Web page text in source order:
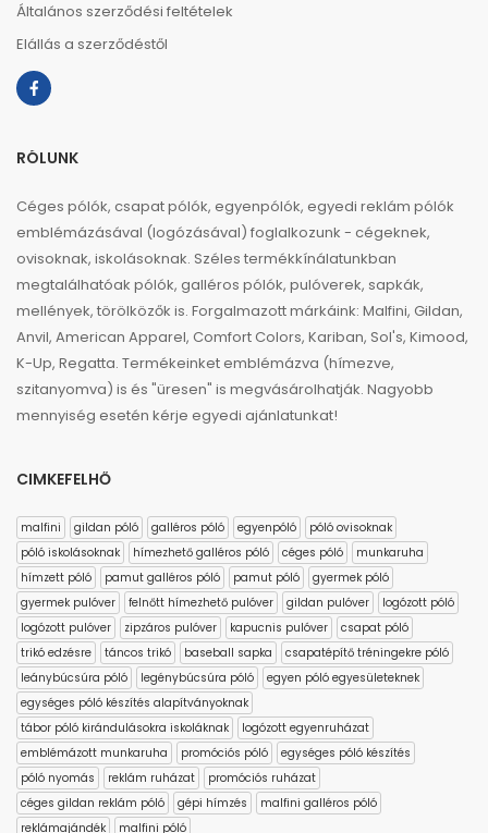
Általános szerződési feltételek
Elállás a szerződéstől
RÓLUNK
Céges pólók, csapat pólók, egyenpólók, egyedi reklám pólók
emblémázásával (logózásával) foglalkozunk - cégeknek,
ovisoknak, iskolásoknak. Széles termékkínálatunkban
megtalálhatóak pólók, galléros pólók, pulóverek, sapkák,
mellények, törölközők is. Forgalmazott márkáink: Malfini, Gildan,
Anvil, American Apparel, Comfort Colors, Kariban, Sol's, Kimood,
K-Up, Regatta. Termékeinket emblémázva (hímezve,
szitanyomva) is és "üresen" is megvásárolhatják. Nagyobb
mennyiség esetén kérje egyedi ajánlatunkat!
CIMKEFELHŐ
malfini gildan póló galléros póló egyenpóló
póló ovisoknak
póló iskolásoknak
hímezhető galléros póló céges póló
munkaruha
hímzett póló
pamut galléros póló pamut póló
gyermek póló
gyermek pulóver
felnőtt hímezhető pulóver gildan pulóver
logózott póló
logózott pulóver
zipzáros pulóver kapucnis pulóver
csapat póló
trikó edzésre
táncos trikó baseball sapka
csapatépítő tréningekre póló
leánybúcsúra póló
legénybúcsúra póló
egyen póló egyesületeknek
egységes póló készítés alapítványoknak
tábor póló kirándulásokra iskoláknak
logózott egyenruházat
emblémázott munkaruha
promóciós póló
egységes póló készítés
póló nyomás
reklám ruházat
promóciós ruházat
céges gildan reklám póló
gépi hímzés
malfini galléros póló
reklámajándék
malfini póló